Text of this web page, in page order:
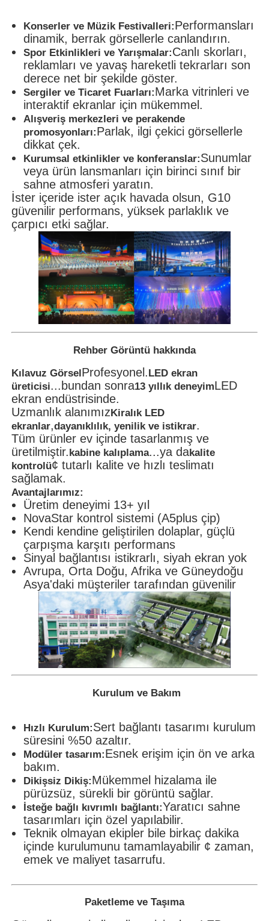
Konserler ve Müzik Festivalleri:Performansları
dinamik, berrak görsellerle canlandırın.
Spor Etkinlikleri ve Yarışmalar:Canlı skorları,
reklamları ve yavaş hareketli tekrarları son
derece net bir şekilde göster.
Sergiler ve Ticaret Fuarları:Marka vitrinleri ve
interaktif ekranlar için mükemmel.
Alışveriş merkezleri ve perakende
promosyonları:Parlak, ilgi çekici görsellerle
dikkat çek.
Kurumsal etkinlikler ve konferanslar:Sunumlar
veya ürün lansmanları için birinci sınıf bir
sahne atmosferi yaratın.
İster içeride ister açık havada olsun, G10
güvenilir performans, yüksek parlaklık ve
çarpıcı etki sağlar.
Rehber Görüntü hakkında
Kılavuz Görsel Profesyonel. LED ekran
üreticisi...bundan sonra13 yıllık deneyimLED
ekran endüstrisinde.
Uzmanlık alanımız Kiralık LED
ekranlar,dayanıklılık, yenilik ve istikrar.
Tüm ürünler ev içinde tasarlanmış ve
üretilmiştir. kabine kalıplama...ya dakalite
kontrolü¢ tutarlı kalite ve hızlı teslimatı
sağlamak.
Avantajlarımız:
Üretim deneyimi 13+ yıl
NovaStar kontrol sistemi (A5plus çip)
Kendi kendine geliştirilen dolaplar, güçlü
çarpışma karşıtı performans
Sinyal bağlantısı istikrarlı, siyah ekran yok
Avrupa, Orta Doğu, Afrika ve Güneydoğu
Asya'daki müşteriler tarafından güvenilir
Kurulum ve Bakım
Hızlı Kurulum:Sert bağlantı tasarımı kurulum
süresini %50 azaltır.
Modüler tasarım:Esnek erişim için ön ve arka
bakım.
Dikişsiz Dikiş:Mükemmel hizalama ile
pürüzsüz, sürekli bir görüntü sağlar.
İsteğe bağlı kıvrımlı bağlantı:Yaratıcı sahne
tasarımları için özel yapılabilir.
Teknik olmayan ekipler bile birkaç dakika
içinde kurulumunu tamamlayabilir ¢ zaman,
emek ve maliyet tasarrufu.
Paketleme ve Taşıma